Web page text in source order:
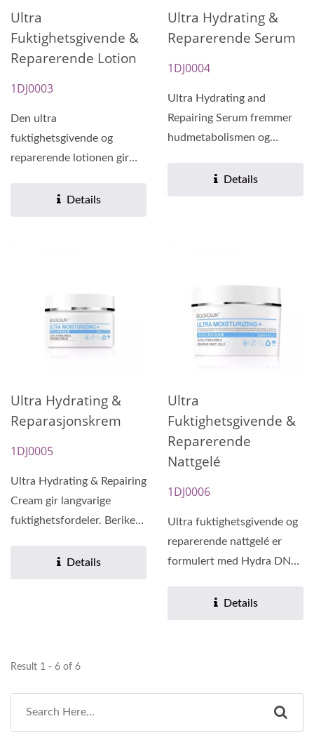
Ultra
Fuktighetsgivende &
Reparerende Lotion
1DJ0003
Den ultra
fuktighetsgivende og
reparerende lotionen gir
fuktighetsgivende
Details
Ultra Hydrating &
Reparerende Serum
1DJ0004
Ultra Hydrating and
Repairing Serum fremmer
hudmetabolismen og
Det er formulert...
Details
Ultra Hydrating &
Reparasjonskrem
1DJ0005
Ultra Hydrating & Repairing
Cream gir langvarige
fuktighetsfordeler. Beriket
Details
Ultra
Fuktighetsgivende &
Reparerende
Nattgelé
1DJ0006
Ultra fuktighetsgivende og
reparerende nattgelé er
formulert med Hydra DNA,
Details
Result 1 - 6 of 6